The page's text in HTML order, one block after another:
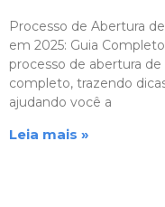
Processo de Abertura
em 2025: Guia
processo de abertura
completo, trazendo
ajudando você a
Leia mais »